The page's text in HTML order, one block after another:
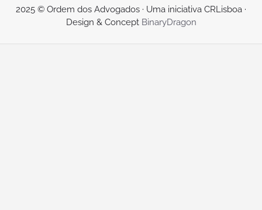
2025 © Ordem dos Advogados · Uma iniciativa CRLisboa ·
Design & Concept BinaryDragon